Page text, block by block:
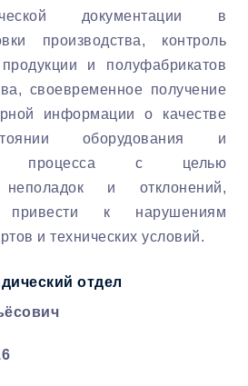
документации в
производства, контроль
и полуфабрикатов
своевременное получение
информации о качестве
оборудования и
процесса с целью
неполадок и отклонений,
привести к нарушениям
и технических условий.
отдел